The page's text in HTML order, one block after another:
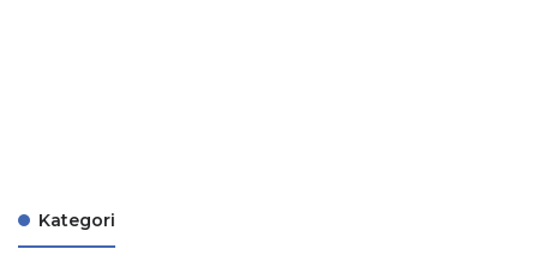
Kategori